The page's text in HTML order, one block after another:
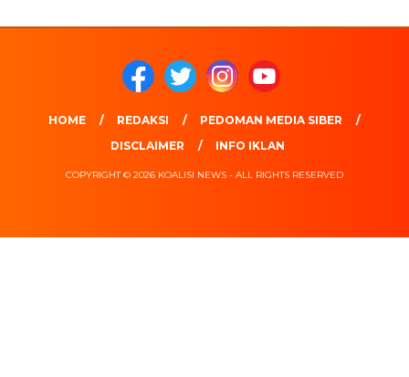
HOME REDAKSI
PEDOMAN MEDIA SIBER
DISCLAIMER
INFO IKLAN
COPYRIGHT © 2026 KOALISI NEWS - ALL RIGHTS RESERVED